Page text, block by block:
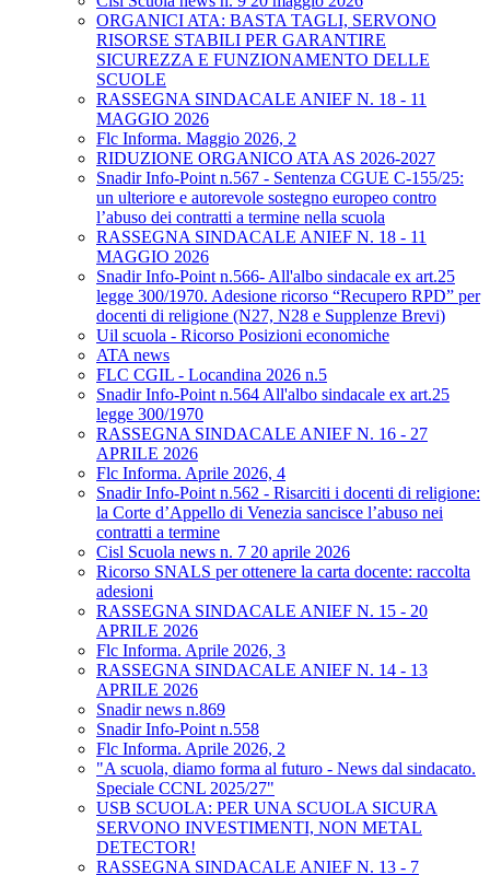
ORGANICI ATA: BASTA TAGLI, SERVONO
RISORSE STABILI PER GARANTIRE
SICUREZZA E FUNZIONAMENTO DELLE
SCUOLE
RASSEGNA SINDACALE ANIEF N. 18 - 11
MAGGIO 2026
Flc Informa. Maggio 2026, 2
RIDUZIONE ORGANICO ATA AS 2026-2027
Snadir Info-Point n.567 - Sentenza CGUE C‑155/25:
un ulteriore e autorevole sostegno europeo contro
l’abuso dei contratti a termine nella scuola
RASSEGNA SINDACALE ANIEF N. 18 - 11
MAGGIO 2026
Snadir Info-Point n.566- All'albo sindacale ex art.25
legge 300/1970. Adesione ricorso “Recupero RPD” per
docenti di religione (N27, N28 e Supplenze Brevi)
Uil scuola - Ricorso Posizioni economiche
ATA news
FLC CGIL - Locandina 2026 n.5
Snadir Info-Point n.564 All'albo sindacale ex art.25
legge 300/1970
RASSEGNA SINDACALE ANIEF N. 16 - 27
APRILE 2026
Flc Informa. Aprile 2026, 4
Snadir Info-Point n.562 - Risarciti i docenti di religione:
la Corte d’Appello di Venezia sancisce l’abuso nei
contratti a termine
Cisl Scuola news n. 7 20 aprile 2026
Ricorso SNALS per ottenere la carta docente: raccolta
adesioni
RASSEGNA SINDACALE ANIEF N. 15 - 20
APRILE 2026
Flc Informa. Aprile 2026, 3
RASSEGNA SINDACALE ANIEF N. 14 - 13
APRILE 2026
Snadir news n.869
Snadir Info-Point n.558
Flc Informa. Aprile 2026, 2
"A scuola, diamo forma al futuro - News dal sindacato.
Speciale CCNL 2025/27"
USB SCUOLA: PER UNA SCUOLA SICURA
SERVONO INVESTIMENTI, NON METAL
DETECTOR!
RASSEGNA SINDACALE ANIEF N. 13 - 7